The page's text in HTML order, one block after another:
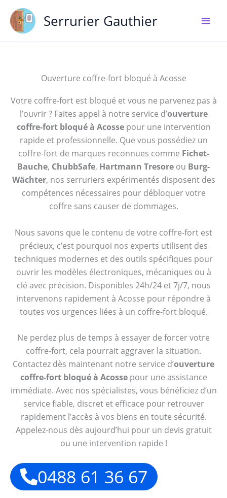
contenu
Serrurier Gauthier
Ouverture coffre-fort bloqué à Acosse
Votre coffre-fort est bloqué et vous ne parvenez pas à
l’ouvrir ? Faites appel à notre service d’ouverture
coffre-fort bloqué à Acossepour une intervention
rapide et professionnelle. Que vous possédiez un
coffre-fort de marques reconnues comme Fichet-
Bauche, ChubbSafe, Hartmann Tresore ou Burg-
Wächter, nos serruriers expérimentés disposent des
compétences nécessaires pour débloquer votre
coffre sans causer de dommages.
Nous savons que le contenu de votre coffre-fort est
précieux, c’est pourquoi nos experts utilisent des
techniques modernes et des outils spécifiques pour
ouvrir les modèles électroniques, mécaniques ou à
clé avec précision. Disponibles 24h/24 et 7j/7, nous
intervenons rapidement à Acosse pour répondre à
toutes vos urgences liées à un coffre-fort bloqué.
Ne perdez plus de temps à essayer de forcer votre
coffre-fort, cela pourrait aggraver la situation.
Contactez dès maintenant notre service d’ouverture
coffre-fort bloqué à Acossepour une assistance
immédiate. Avec nos spécialistes, vous bénéficiez d’un
service fiable, discret et efficace pour retrouver
rapidement l’accès à vos biens en toute sécurité.
Appelez-nous dès aujourd’hui pour un devis gratuit
ou une intervention rapide !
0488 61 36 67